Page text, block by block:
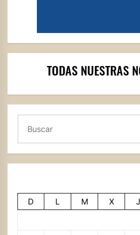
TODAS NUESTRAS
D L M X J